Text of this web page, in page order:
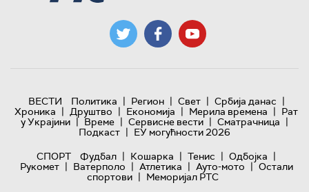
ВЕСТИ Политика | Регион | Свет | Србија данас |
Хроника | Друштво | Економија | Мерила времена | Рат
у Украјини | Време | Сервисне вести | Сматрачница |
Подкаст | ЕУ могућности 2026
СПОРТ
Фудбал | Кошарка | Тенис | Одбојка |
Рукомет | Ватерполо | Атлетика | Ауто-мото | Остали
спортови | Меморијал РТС